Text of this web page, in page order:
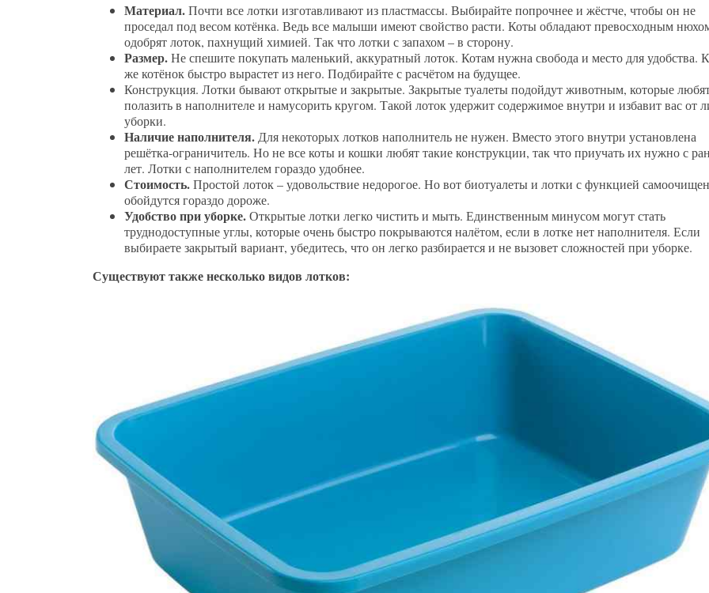
Материал.Почти все лотки изготавливают из пластмассы. Выбирайте попрочнее и жёстче, чтобы он не
проседал под весом котёнка. Ведь все малыши имеют свойство расти. Коты обладают превосходным
одобрят лоток, пахнущий химией. Так что лотки с запахом – в сторону.
Размер.Не спешите покупать маленький, аккуратный лоток. Котам нужна свобода и место для удобства.
же котёнок быстро вырастет из него. Подбирайте с расчётом на будущее.
Конструкция. Лотки бывают открытые и закрытые. Закрытые туалеты подойдут животным, которые
полазить в наполнителе и намусорить кругом. Такой лоток удержит содержимое внутри и избавит вас от
уборки.
Наличие наполнителя. Для некоторых лотков наполнитель не нужен. Вместо этого внутри установлена
решётка-ограничитель. Но не все коты и кошки любят такие конструкции, так что приучать их нужно с
лет. Лотки с наполнителем гораздо удобнее.
Стоимость.Простой лоток – удовольствие недорогое. Но вот биотуалеты и лотки с функцией
обойдутся гораздо дороже.
Удобство при уборке.Открытые лотки легко чистить и мыть. Единственным минусом могут стать
труднодоступные углы, которые очень быстро покрываются налётом, если в лотке нет наполнителя. Если
выбираете закрытый вариант, убедитесь, что он легко разбирается и не вызовет сложностей при уборке.
Существуют также несколько видов лотков: